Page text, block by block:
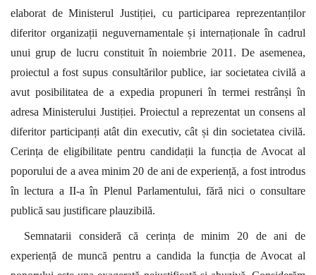
elaborat de Ministerul Justiției, cu participarea reprezentanților
diferitor organizații neguvernamentale și internaționale în cadrul
unui grup de lucru constituit în noiembrie 2011. De asemenea,
proiectul a fost supus consultărilor publice, iar societatea civilă a
avut posibilitatea de a expedia propuneri în termei restrânși în
adresa Ministerului Justiției. Proiectul a reprezentat un consens al
diferitor participanți atât din executiv, cât și din societatea civilă.
Cerința de eligibilitate pentru candidații la funcția de Avocat al
poporului de a avea minim 20 de ani de experiență, a fost introdus
în lectura a II-a în Plenul Parlamentului, fără nici o consultare
publică sau justificare plauzibilă.
Semnatarii consideră că cerința de minim 20 de ani de
experiență de muncă pentru a candida la funcția de Avocat al